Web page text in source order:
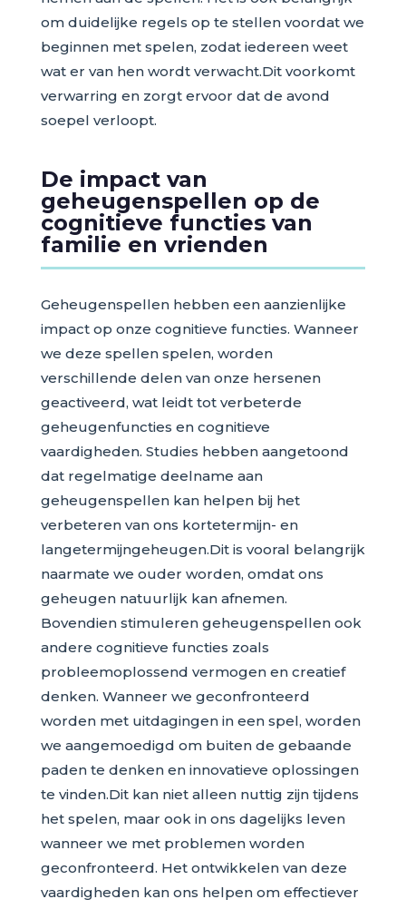
om duidelijke regels op te stellen voordat we
beginnen met spelen, zodat iedereen weet
wat er van hen wordt verwacht.Dit voorkomt
verwarring en zorgt ervoor dat de avond
soepel verloopt.
De impact van
geheugenspellen op de
cognitieve functies van
familie en vrienden
Geheugenspellen hebben een aanzienlijke
impact op onze cognitieve functies. Wanneer
we deze spellen spelen, worden
verschillende delen van onze hersenen
geactiveerd, wat leidt tot verbeterde
geheugenfuncties en cognitieve
vaardigheden. Studies hebben aangetoond
dat regelmatige deelname aan
geheugenspellen kan helpen bij het
verbeteren van ons kortetermijn- en
langetermijngeheugen.Dit is vooral belangrijk
naarmate we ouder worden, omdat ons
geheugen natuurlijk kan afnemen.
Bovendien stimuleren geheugenspellen ook
andere cognitieve functies zoals
probleemoplossend vermogen en creatief
denken. Wanneer we geconfronteerd
worden met uitdagingen in een spel, worden
we aangemoedigd om buiten de gebaande
paden te denken en innovatieve oplossingen
te vinden.Dit kan niet alleen nuttig zijn tijdens
het spelen, maar ook in ons dagelijks leven
wanneer we met problemen worden
geconfronteerd. Het ontwikkelen van deze
vaardigheden kan ons helpen om effectiever